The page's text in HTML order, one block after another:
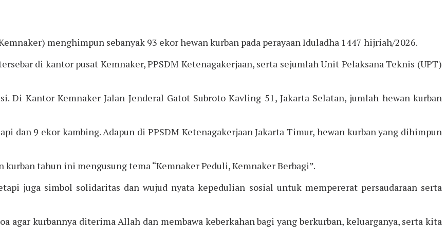
menghimpun sebanyak 93 ekor hewan kurban pada perayaan Iduladha 1447 hijriah/2026.
di kantor pusat Kemnaker, PPSDM Ketenagakerjaan, serta sejumlah Unit Pelaksana Teknis (UPT)
Di Kantor Kemnaker Jalan Jenderal Gatot Subroto Kavling 51, Jakarta Selatan, jumlah hewan kurban
dan 9 ekor kambing. Adapun di PPSDM Ketenagakerjaan Jakarta Timur, hewan kurban yang dihimpun
tahun ini mengusung tema “Kemnaker Peduli, Kemnaker Berbagi”.
juga simbol solidaritas dan wujud nyata kepedulian sosial untuk mempererat persaudaraan serta
agar kurbannya diterima Allah dan membawa keberkahan bagi yang berkurban, keluarganya, serta kita